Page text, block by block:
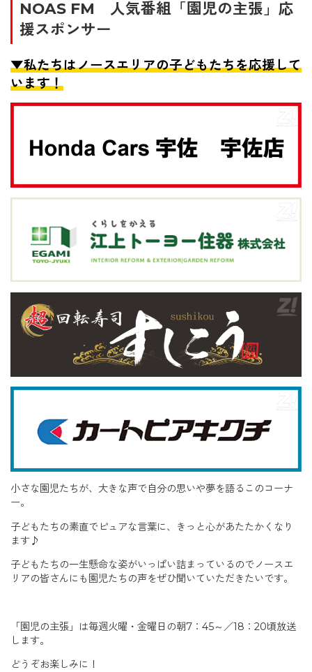
NOAS FM 人気番組「園児の主張」応
援スポンサー
▼私たちはノースエリアの子どもたちを応援して
います！
小さな園児たちが、大きな声で自分の思いや夢を語るこのコーナ
ー。
子どもたちの素直でピュアな言葉に、きっと心があたたかくなり
ます♪
子どもたちの一生懸命な姿がいっぱい詰まっているのでノースエ
リアの皆さんにも園児たちの声をぜひ聞いていただきたいです。
「園児の主張」は毎週火曜・金曜日の朝7：45～／18：20頃放送
します。
どうぞお楽しみに！